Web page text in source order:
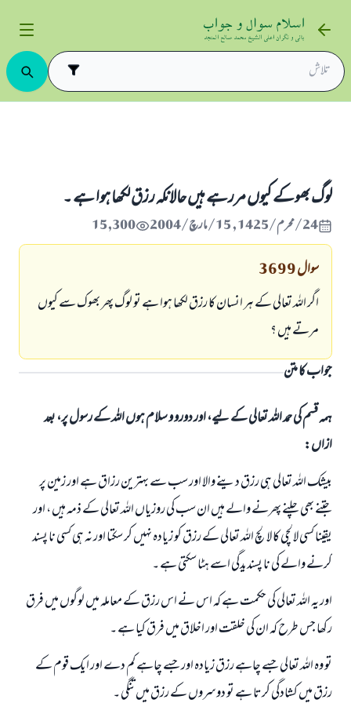
لوگ بھوکے کیوں مررہے ہیں حالانکہ رزق لکھا ہوا ہے ۔
24/محرم/1425 , 15/مارچ/2004 15,300
سوال3699
اگر اللہ تعالی کے ہر انسان کا رزق لکھا ہوا ہے تو لوگ پھر بھوک سے کیوں
مرتے ہیں ؟
جواب کا متن
ہمہ قسم کی حمد اللہ تعالی کے لیے، اور دورو و سلام ہوں اللہ کے رسول پر، بعد
ازاں:
بیشک اللہ تعالی ہی رزق دینے والا اور سب سے بہترین رزاق ہے اور زمین پر
جتنے بھی چلنے پھرنے والے ہیں ان سب کی روزیاں اللہ تعالی کے ذمہ ہیں ، اور
یقینا کسی لالچی کا لالچ اللہ تعالی کے رزق کو زیادہ نہیں کر سکتا اور نہ ہی کسی نا پسند
کرنے والے کی نا پسندیدگی اسے ہٹا سکتی ہے ۔
اور یہ اللہ تعالی کی حکمت ہے کہ اس نے اس رزق کے معاملہ میں لوگوں میں فرق
رکھا جس طرح کہ ان کی خلقت اور اخلاق میں فرق کیا ہے ۔
تو وہ اللہ تعالی جسے چاہے رزق زیادہ اور جسے چاہے کم دے اور ایک قوم کے
رزق میں کشادگی کرتا ہے تو دوسروں کے رزق میں تنگی ۔